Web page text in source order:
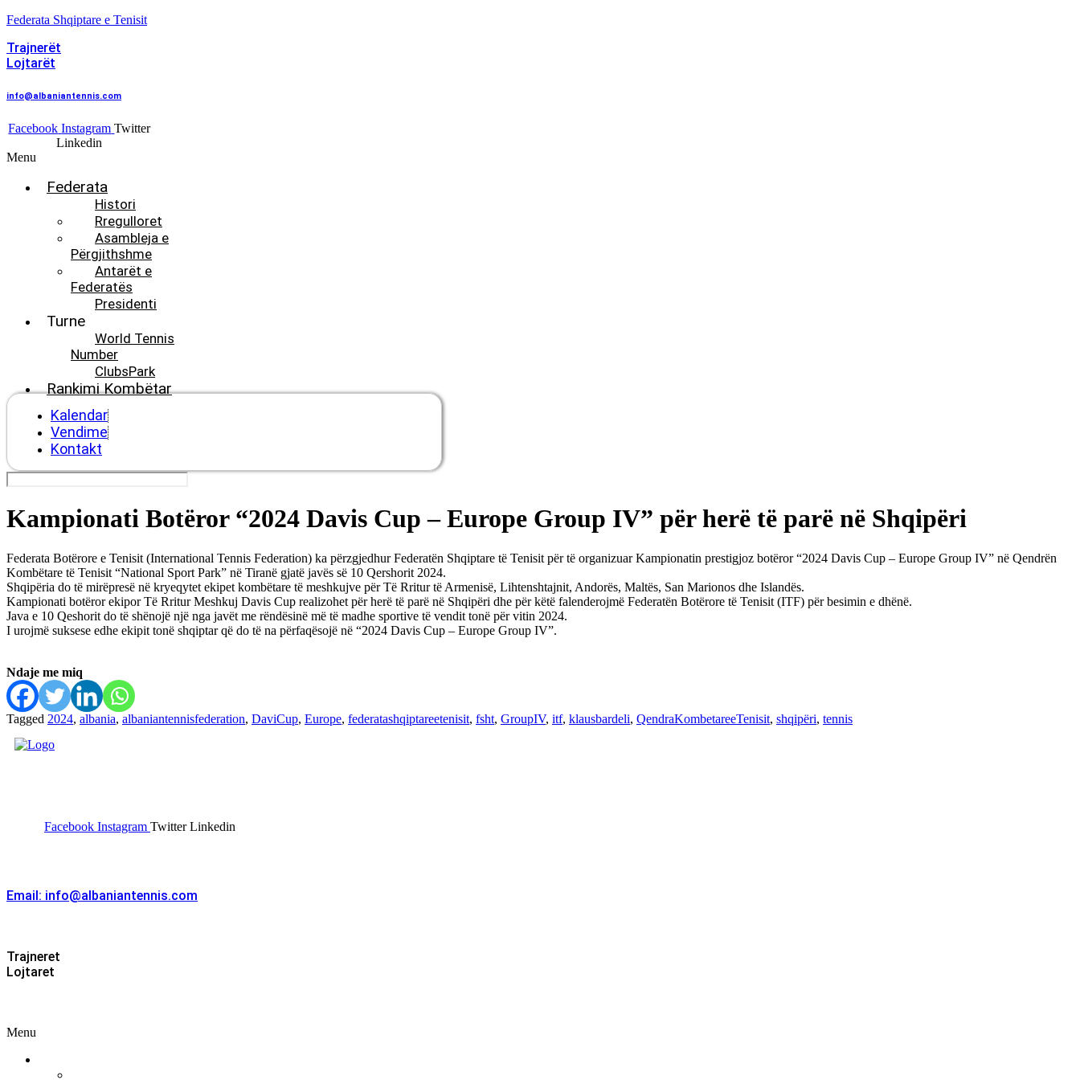
Federata Shqiptare e Tenisit
Trajnerët
Lojtarët
info@albaniantennis.com
Facebook Instagram Twitter
Linkedin
Menu
Federata
Histori
Rregulloret
Asambleja e
Përgjithshme
Antarët e
Federatës
Presidenti
Turne
World Tennis
Number
ClubsPark
Rankimi Kombëtar
Kalendar
Vendime
Kontakt
Kampionati Botëror “2024 Davis Cup – Europe Group IV” për herë të parë në Shqipëri
Federata Botërore e Tenisit (International Tennis Federation) ka përzgjedhur Federatën Shqiptare të Tenisit për të organizuar Kampionatin prestigjoz botëror “2024 Davis Cup – Europe Group IV” në Qendrën
Kombëtare të Tenisit “National Sport Park” në Tiranë gjatë javës së 10 Qershorit 2024.
Shqipëria do të mirëpresë në kryeqytet ekipet kombëtare të meshkujve për Të Rritur të Armenisë, Lihtenshtajnit, Andorës, Maltës, San Marionos dhe Islandës.
Kampionati botëror ekipor Të Rritur Meshkuj Davis Cup realizohet për herë të parë në Shqipëri dhe për këtë falenderojmë Federatën Botërore të Tenisit (ITF) për besimin e dhënë.
Java e 10 Qeshorit do të shënojë një nga javët me rëndësinë më të madhe sportive të vendit tonë për vitin 2024.
I urojmë suksese edhe ekipit tonë shqiptar që do të na përfaqësojë në “2024 Davis Cup – Europe Group IV”.
Ndaje me miq
Tagged 2024, albania, albaniantennisfederation, DaviCup, Europe, federatashqiptareetenisit, fsht, GroupIV, itf, klausbardeli, QendraKombetareeTenisit, shqipëri, tennis
Facebook Instagram Twitter Linkedin
Email: info@albaniantennis.com
Trajneret
Lojtaret
Menu